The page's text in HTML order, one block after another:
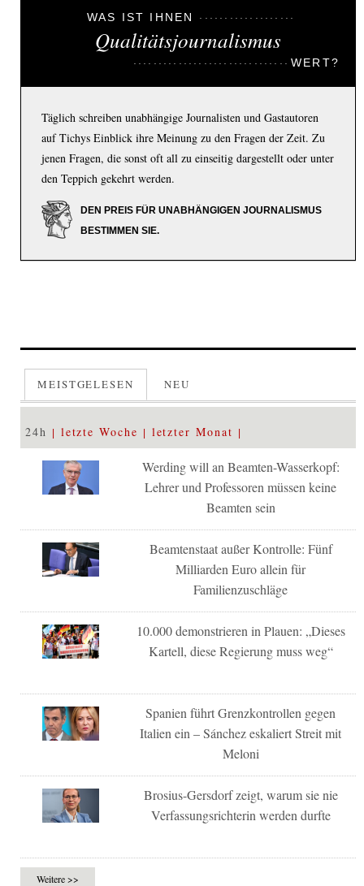
WAS IST IHNEN
Qualitätsjournalismus
WERT?
Täglich schreiben unabhängige Journalisten und Gastautoren
auf Tichys Einblick ihre Meinung zu den Fragen der Zeit. Zu
jenen Fragen, die sonst oft all zu einseitig dargestellt oder unter
den Teppich gekehrt werden.
DEN PREIS FÜR UNABHÄNGIGEN JOURNALISMUS
BESTIMMEN SIE.
MEISTGELESEN NEU
24h letzte Woche letzter Monat
Werding will an Beamten-Wasserkopf:
Lehrer und Professoren müssen keine
Beamten sein
Beamtenstaat außer Kontrolle: Fünf
Milliarden Euro allein für
Familienzuschläge
10.000 demonstrieren in Plauen: „Dieses
Kartell, diese Regierung muss weg“
Spanien führt Grenzkontrollen gegen
Italien ein – Sánchez eskaliert Streit mit
Meloni
Brosius-Gersdorf zeigt, warum sie nie
Verfassungsrichterin werden durfte
Weitere >>